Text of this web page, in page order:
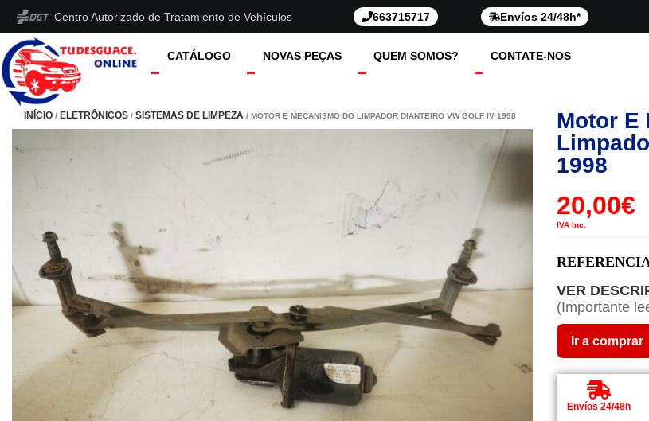
Centro Autorizado de Tratamiento de Vehículos 663715717 Envíos 24/48h*
CATÁLOGO NOVAS PEÇAS QUEM SOMOS? CONTATE-NOS
INÍCIO / ELETRÔNICOS / SISTEMAS DE LIMPEZA / MOTOR E MECANISMO DO LIMPADOR DIANTEIRO VW GOLF IV 1998
Motor E
1998
20,00€
IVA Inc.
VER
(Importante
Ir a comprar
Envíos 24/48h